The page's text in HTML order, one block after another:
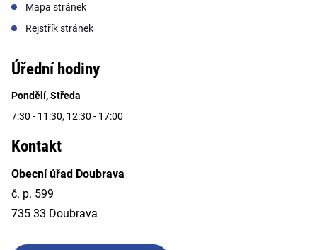
Mapa stránek
Rejstřík stránek
Úřední hodiny
Pondělí, Středa
7:30 - 11:30, 12:30 - 17:00
Kontakt
Obecní úřad Doubrava
č. p. 599
735 33 Doubrava